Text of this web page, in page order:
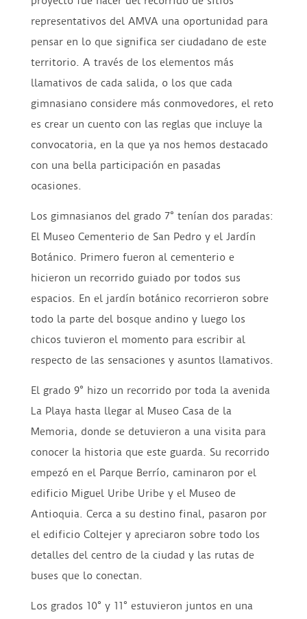
representativos del AMVA una oportunidad para
pensar en lo que significa ser ciudadano de este
territorio. A través de los elementos más
llamativos de cada salida, o los que cada
gimnasiano considere más conmovedores, el reto
es crear un cuento con las reglas que incluye la
convocatoria, en la que ya nos hemos destacado
con una bella participación en pasadas
ocasiones.
Los gimnasianos del grado 7° tenían dos paradas:
El Museo Cementerio de San Pedro y el Jardín
Botánico. Primero fueron al cementerio e
hicieron un recorrido guiado por todos sus
espacios. En el jardín botánico recorrieron sobre
todo la parte del bosque andino y luego los
chicos tuvieron el momento para escribir al
respecto de las sensaciones y asuntos llamativos.
El grado 9° hizo un recorrido por toda la avenida
La Playa hasta llegar al Museo Casa de la
Memoria, donde se detuvieron a una visita para
conocer la historia que este guarda. Su recorrido
empezó en el Parque Berrío, caminaron por el
edificio Miguel Uribe Uribe y el Museo de
Antioquia. Cerca a su destino final, pasaron por
el edificio Coltejer y apreciaron sobre todo los
detalles del centro de la ciudad y las rutas de
buses que lo conectan.
Los grados 10° y 11° estuvieron juntos en una